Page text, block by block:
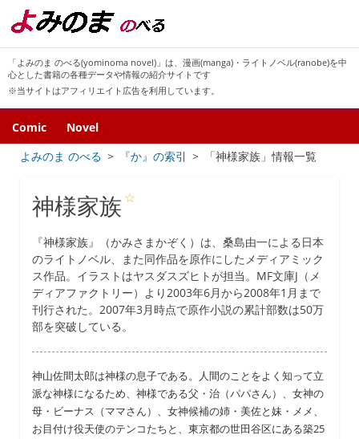
「よみのま のべる(yominoma novel)」は、漫画(manga)・ライトノベル(ranobe)を中
心とした書籍の各種データや情報の紹介サイトです
※当サイトはアフィリエイト広告を利用しています。
Comic
Novel
よみのま のべる
『か』の索引 「神様家族」情報一覧
神様家族 ☆
『神様家族』（かみさまかぞく）は、桑島由一による日本
のライトノベル、また同作品を原作にしたメディアミック
ス作品。イラストはヤスダスズヒトが担当。MF文庫J（メ
ディアファクトリー）より2003年6月から2008年1月まで
刊行された。2007年3月時点で原作小説の累計部数は50万
部を突破している。
神山佐間太郎は神様の息子である。人間のことをよく知って立
派な神様になるため、神様である父・治（パパさん）、女神の
母・ビーナス（ママさん）、女神候補の姉・美佐と妹・メメ、
お目付け役天使のテンコたちと、東京都の世田谷区にある築25